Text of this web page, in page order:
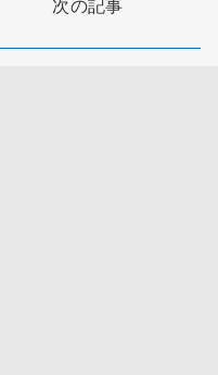
次の記事